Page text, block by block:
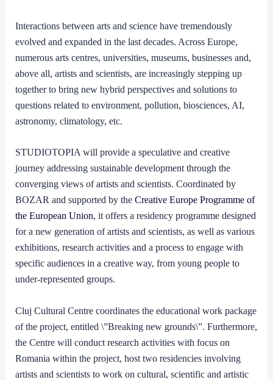
Interactions between arts and science have tremendously
evolved and expanded in the last decades. Across Europe,
numerous arts centres, universities, museums, businesses and,
above all, artists and scientists, are increasingly stepping up
together to bring new hybrid perspectives and solutions to
questions related to environment, pollution, biosciences, AI,
astronomy, climatology, etc.
STUDIOTOPIA will provide a speculative and creative
journey addressing sustainable development through the
converging views of artists and scientists. Coordinated by
BOZAR and supported by the Creative Europe Programme of
the European Union, it offers a residency programme designed
for a new generation of artists and scientists, as well as various
exhibitions, research activities and a process to engage with
specific audiences in a creative way, from young people to
under-represented groups.
Cluj Cultural Centre coordinates the educational work package
of the project, entitled \”Breaking new grounds\”. Furthermore,
the Centre will conduct research activities with focus on
Romania within the project, host two residencies involving
artists and scientists to work on cultural, scientific and artistic